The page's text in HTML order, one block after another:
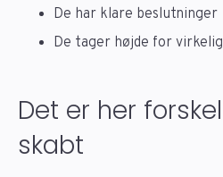
De har klare beslutninger
De tager højde for
Det er her
skabt